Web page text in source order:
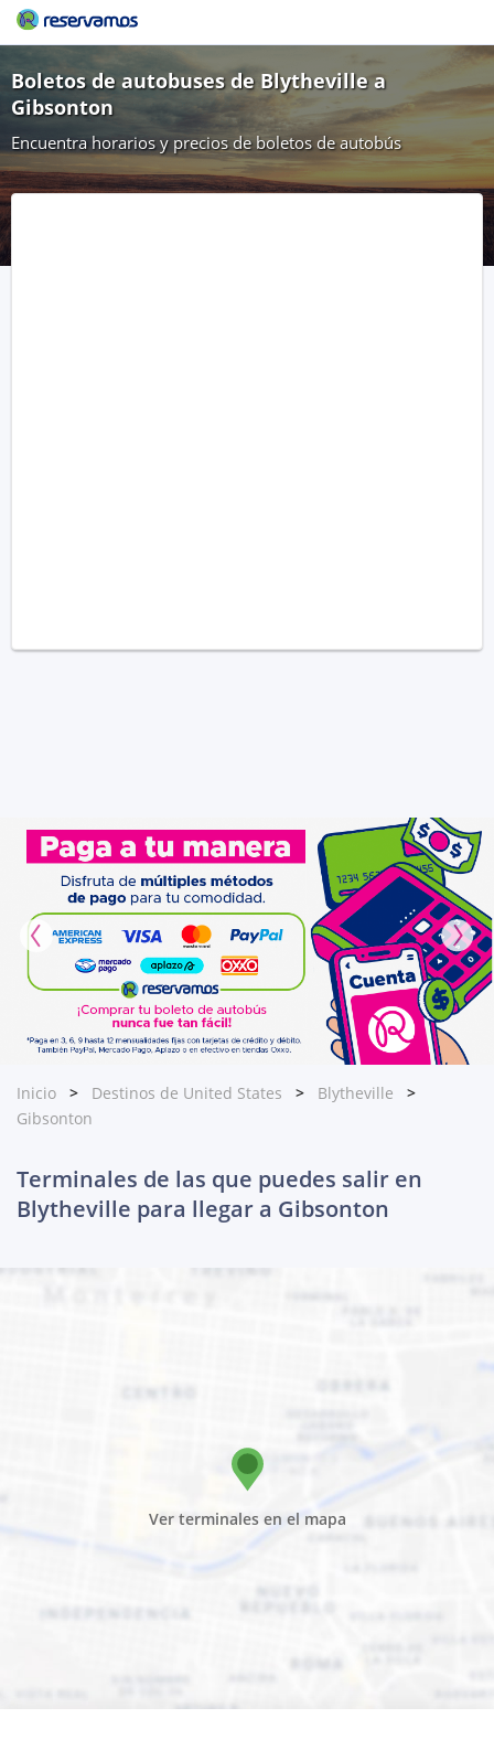
Boletos de autobuses de Blytheville a
Gibsonton
Encuentra horarios y precios de boletos de autobús
Inicio Destinos de United States
Blytheville
Gibsonton
Terminales de las que puedes salir en
Blytheville para llegar a Gibsonton
Ver terminales en el mapa